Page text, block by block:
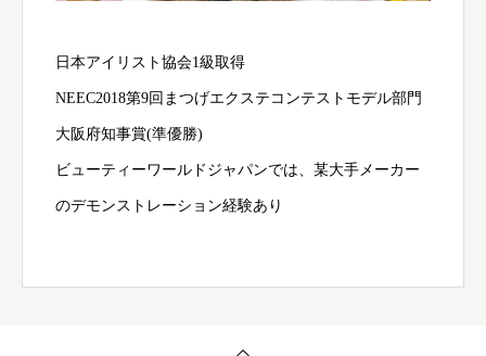
日本アイリスト協会1級取得
NEEC2018第9回まつげエクステコンテストモデル部門
大阪府知事賞(準優勝)
ビューティーワールドジャパンでは、某大手メーカー
のデモンストレーション経験あり